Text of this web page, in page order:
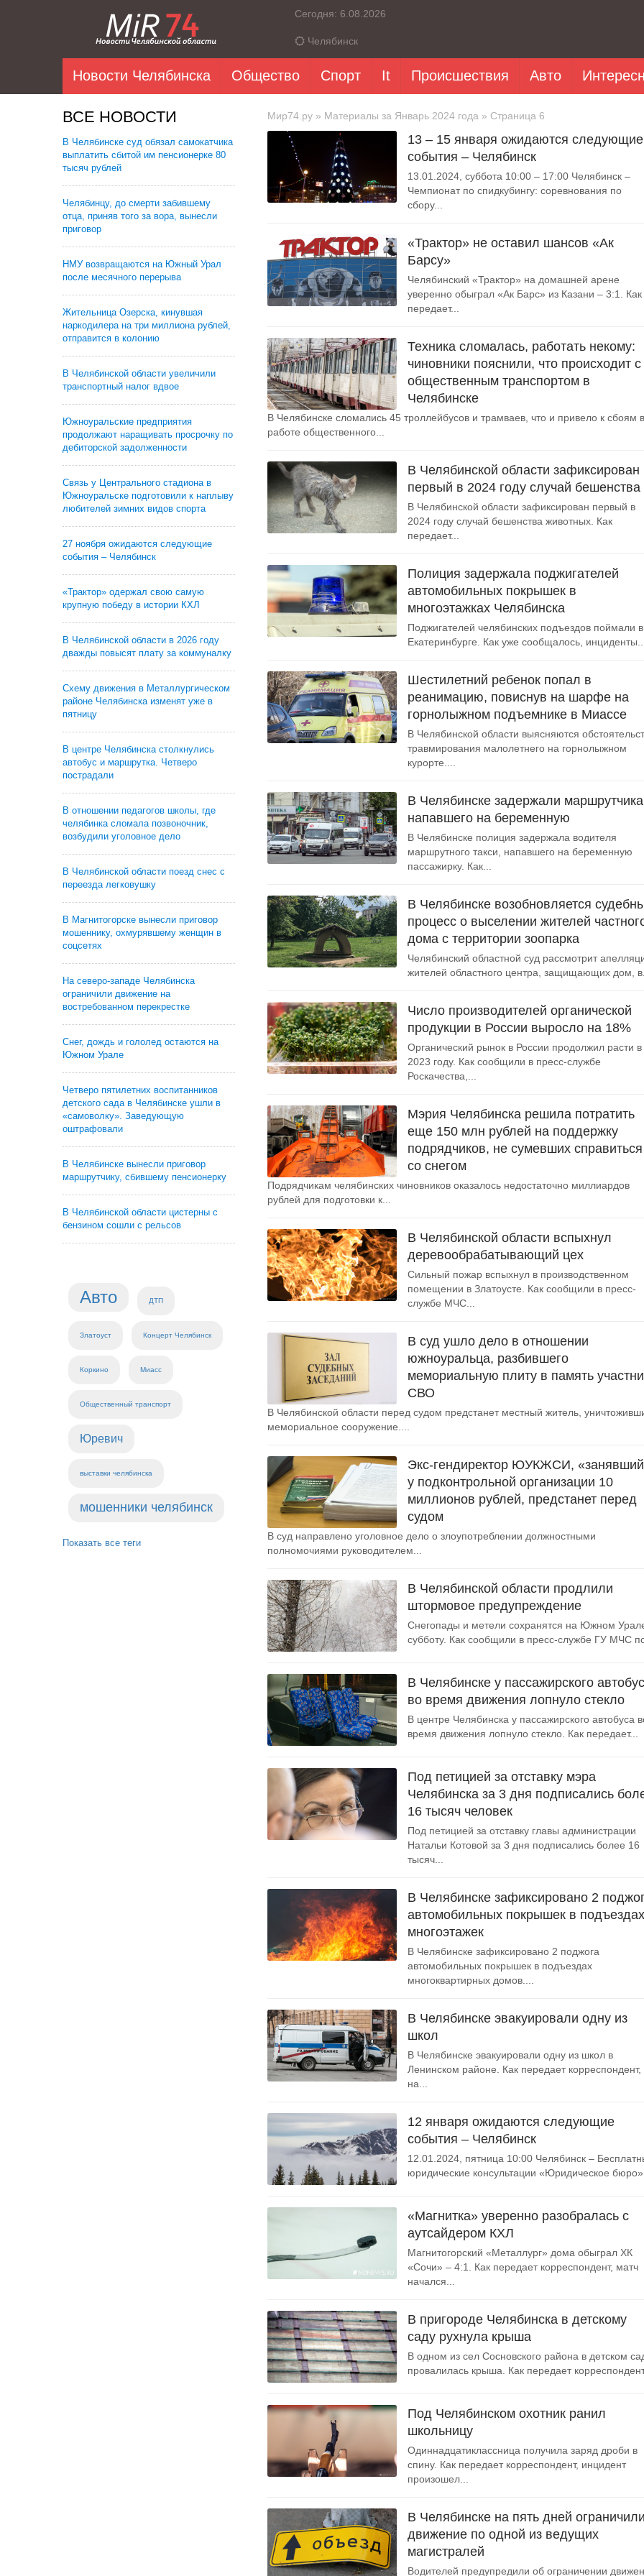
Сегодня: 6.08.2026
Челябинск
Новости Челябинска Общество Спорт It Происшествия Авто
ВСЕ НОВОСТИ
В Челябинске суд обязал самокатчика
выплатить сбитой им пенсионерке 80
тысяч рублей
Челябинцу, до смерти забившему
отца, приняв того за вора, вынесли
приговор
НМУ возвращаются на Южный Урал
после месячного перерыва
Жительница Озерска, кинувшая
наркодилера на три миллиона рублей,
отправится в колонию
В Челябинской области увеличили
транспортный налог вдвое
Южноуральские предприятия
продолжают наращивать просрочку по
дебиторской задолженности
Связь у Центрального стадиона в
Южноуральске подготовили к наплыву
любителей зимних видов спорта
27 ноября ожидаются следующие
события – Челябинск
«Трактор» одержал свою самую
крупную победу в истории КХЛ
В Челябинской области в 2026 году
дважды повысят плату за коммуналку
Схему движения в Металлургическом
районе Челябинска изменят уже в
пятницу
В центре Челябинска столкнулись
автобус и маршрутка. Четверо
пострадали
В отношении педагогов школы, где
челябинка сломала позвоночник,
возбудили уголовное дело
В Челябинской области поезд снес с
переезда легковушку
В Магнитогорске вынесли приговор
мошеннику, охмурявшему женщин в
соцсетях
На северо-западе Челябинска
ограничили движение на
востребованном перекрестке
Снег, дождь и гололед остаются на
Южном Урале
Четверо пятилетних воспитанников
детского сада в Челябинске ушли в
«самоволку». Заведующую
оштрафовали
В Челябинске вынесли приговор
маршрутчику, сбившему пенсионерку
В Челябинской области цистерны с
бензином сошли с рельсов
Авто ДТП
Златоуст Концерт Челябинск
Коркино Миасс
Общественный транспорт
Юревич
выставки челябинска
мошенники челябинск
Показать все теги
Мир74.ру » Материалы за Январь 2024 года » Страница 6
13 – 15 января ожидаются следующие
события – Челябинск
13.01.2024, суббота 10:00 – 17:00 Челябинск –
Чемпионат по спидкубингу: соревнования по
сбору...
«Трактор» не оставил шансов «Ак
Барсу»
Челябинский «Трактор» на домашней арене
уверенно обыграл «Ак Барс» из Казани – 3:1. Как
передает...
Техника сломалась, работать некому:
чиновники пояснили, что происходит с
общественным транспортом в
Челябинске
В Челябинске сломались 45 троллейбусов и трамваев, что и привело к сбоям в
работе общественного...
В Челябинской области зафиксирован
первый в 2024 году случай бешенства
В Челябинской области зафиксирован первый в
2024 году случай бешенства животных. Как
передает...
Полиция задержала поджигателей
автомобильных покрышек в
многоэтажках Челябинска
Поджигателей челябинских подъездов поймали в
Екатеринбурге. Как уже сообщалось, инциденты...
Шестилетний ребенок попал в
реанимацию, повиснув на шарфе на
горнолыжном подъемнике в Миассе
В Челябинской области выясняются
травмирования малолетнего на горнолыжном
курорте....
В Челябинске задержали
напавшего на беременную
В Челябинске полиция задержала водителя
маршрутного такси, напавшего на беременную
пассажирку. Как...
В Челябинске возобновляется
процесс о выселении жителей
дома с территории зоопарка
Челябинский областной суд рассмотрит
жителей областного центра, защищающих дом,
Число производителей органической
продукции в России выросло на 18%
Органический рынок в России продолжил расти в
2023 году. Как сообщили в пресс-службе
Роскачества,...
Мэрия Челябинска решила потратить
еще 150 млн рублей на поддержку
подрядчиков, не сумевших справиться
со снегом
Подрядчикам челябинских чиновников оказалось недостаточно миллиардов
рублей для подготовки к...
В Челябинской области вспыхнул
деревообрабатывающий цех
Сильный пожар вспыхнул в производственном
помещении в Златоусте. Как сообщили в пресс-
службе МЧС...
В суд ушло дело в отношении
южноуральца, разбившего
мемориальную плиту в память
СВО
В Челябинской области перед судом предстанет местный житель,
мемориальное сооружение....
Экс-гендиректор ЮУКЖСИ,
у подконтрольной организации 10
миллионов рублей, предстанет перед
судом
В суд направлено уголовное дело о злоупотреблении должностными
полномочиями руководителем...
В Челябинской области продлили
штормовое предупреждение
Снегопады и метели сохранятся на Южном
субботу. Как сообщили в пресс-службе ГУ МЧС
В Челябинске у пассажирского
во время движения лопнуло стекло
В центре Челябинска у пассажирского автобуса
время движения лопнуло стекло. Как передает...
Под петицией за отставку мэра
Челябинска за 3 дня подписались
16 тысяч человек
Под петицией за отставку главы администрации
Натальи Котовой за 3 дня подписались более 16
тысяч...
В Челябинске зафиксировано 2
автомобильных покрышек в подъездах
многоэтажек
В Челябинске зафиксировано 2 поджога
автомобильных покрышек в подъездах
многоквартирных домов....
В Челябинске эвакуировали одну из
школ
В Челябинске эвакуировали одну из школ в
Ленинском районе. Как передает корреспондент,
на...
12 января ожидаются следующие
события – Челябинск
12.01.2024, пятница 10:00 Челябинск –
юридические консультации «Юридическое
«Магнитка» уверенно разобралась с
аутсайдером КХЛ
Магнитогорский «Металлург» дома обыграл ХК
«Сочи» – 4:1. Как передает корреспондент, матч
начался...
В пригороде Челябинска в детскому
саду рухнула крыша
В одном из сел Сосновского района в детском
провалилась крыша. Как передает
Под Челябинском охотник ранил
школьницу
Одиннадцатиклассница получила заряд дроби в
спину. Как передает корреспондент, инцидент
произошел...
В Челябинске на пять дней ограничили
движение по одной из ведущих
магистралей
Водителей предупредили об ограничении